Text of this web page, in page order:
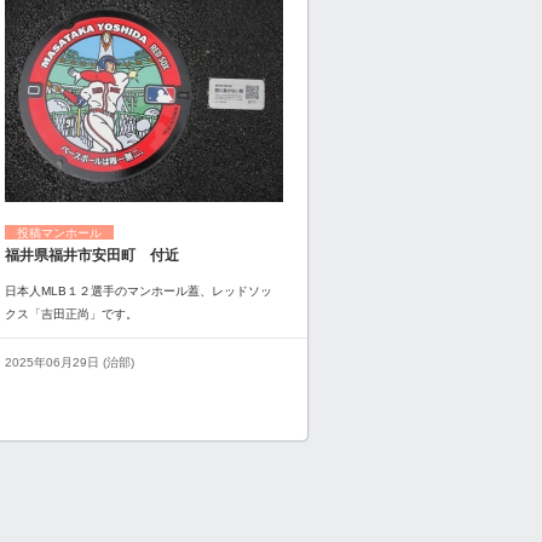
投稿マンホール
福井県福井市安田町 付近
日本人MLB１２選手のマンホール蓋、レッドソッ
クス「吉田正尚」です。
2025年06月29日 (治部)